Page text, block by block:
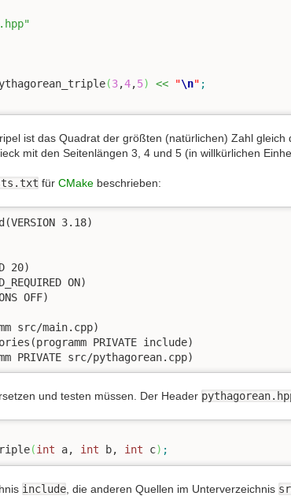
(3,4,5) << "\n" ;
ist das Quadrat der größten (natürlichen) Zahl
mit den Seitenlängen 3, 4 und 5 (in willkürlichen
für CMake beschrieben:
3.18)
20)
ON)
OFF)
src/main.cpp)
PRIVATE include)
PRIVATE src/pythagorean.cpp)
und testen müssen. Der Header
(int a, int b, int c) ;
include , die anderen Quellen im Unterverzeichnis